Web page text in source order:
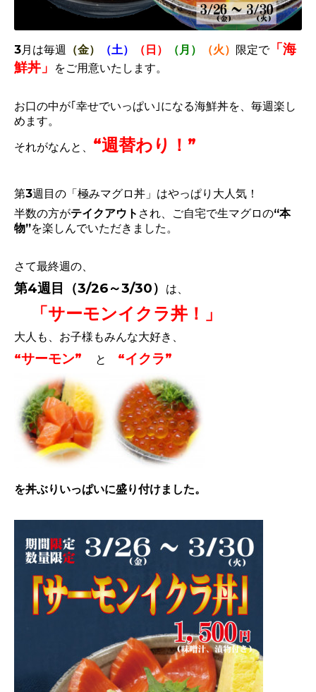
3月は毎週 （金） （土） （日） （月） （火） 限定で「海
鮮丼」
をご用意いたします。
お口の中が｢幸せでいっぱい｣になる海鮮丼を、毎週楽し
めます。
それがなんと、 “週替わり！”
第3週目の「極みマグロ丼」はやっぱり大人気！
半数の方がテイクアウト され、ご自宅で生マグロの“本
物”を楽しんでいただきました。
さて最終週の、
第4週目（3/26～3/30） は、
「サーモンイクラ丼 ！ 」
大人も、お子様もみんな大好き、
“サーモン” と “イクラ”
を丼ぶりいっぱいに盛り付けました。